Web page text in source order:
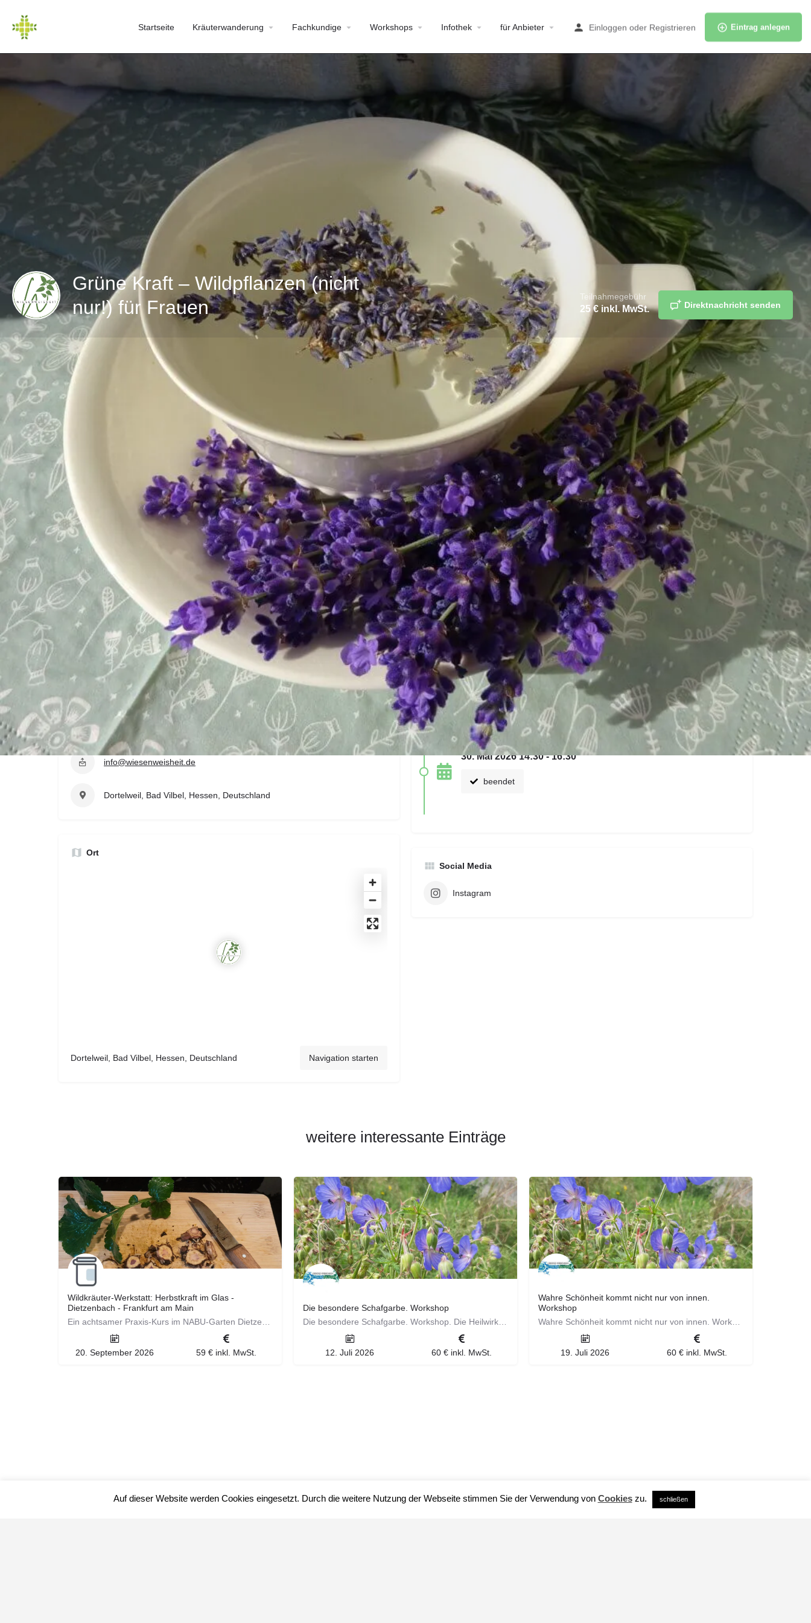
Startseite Kräuterwanderung Fachkundige Workshops Infothek für Anbieter Einloggen oder Registrieren Eintrag anlegen
Grüne Kraft – Wildpflanzen (nicht
nur!) für Frauen
Teilnahmegebühr
25€ inkl. MwSt. Direktnachricht senden
Profil Bewertungen
Direktnachricht senden E-Mail senden teilen merken
Interessiert Dich die grüne Kraft der Wildkräuter? In der Natur finden wir so
manche Pflanze, die schon lange in der Frauenheilkunde verwendet wird und uns
Kraft und Unterstützung in verschiedenen Bereichen geben kann. Diese wollen wir
entdecken und kennenlernen. Gemeinsam werden wir etwas aus dem Sammelgut
herstellen und einen wilden Snack verkosten.
Art des Workshops
Hausapotheke Kräutertee Naturkosmetik
Salben & Öle Tinkturen
Kontaktdaten
http://wiesenweisheit.de
info@wiesenweisheit.de
Dortelweil, Bad Vilbel, Hessen, Deutschland
Ort
Dortelweil, Bad Vilbel, Hessen, Deutschland Navigation starten
Teilnahmegebühr
25 € inkl. MwSt.
Fotos & Eindrücke
die nächsten Termine
30. Mai 2026 14:30 - 16:30
beendet
Social Media
Instagram
weitere interessante Einträge
Wildkräuter‑Werkstatt: Herbstkraft im Glas -
Dietzenbach - Frankfurt am Main
Ein achtsamer Praxis‑Kurs im NABU‑Garten Dietzenbach mit kurzer Kräuterwanderung. Wir sammeln Wildkräuter,…
20. September 2026 59 € inkl. MwSt.
Die besondere Schafgarbe. Workshop
Die besondere Schafgarbe. Workshop. Die Heilwirkung ist vielfältig und sie kann als Allrounderin bezeichnet…
12. Juli 2026 60 € inkl. MwSt.
Wahre Schönheit kommt nicht nur von innen.
Workshop
Wahre Schönheit kommt nicht nur von innen. Workshop Natürlich ist wichtig. Erfahre welche Wildkräuter…
19. Juli 2026 60 € inkl. MwSt.
Auf dieser Website werden Cookies eingesetzt. Durch die weitere Nutzung der Webseite stimmen Sie der Verwendung von Cookieszu. schließen